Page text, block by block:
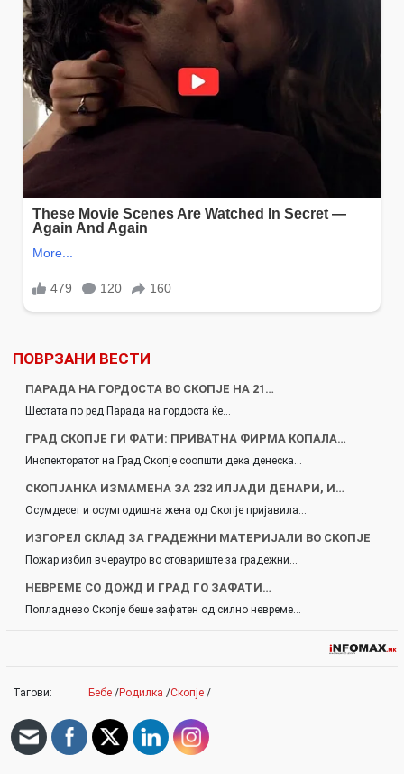
ПОВРЗАНИ ВЕСТИ
ПАРАДА НА ГОРДОСТА ВО СКОПЈЕ НА 21…
Шестата по ред Парада на гордоста ќе…
ГРАД СКОПЈЕ ГИ ФАТИ: ПРИВАТНА ФИРМА КОПАЛА…
Инспекторатот на Град Скопје соопшти дека денеска…
СКОПЈАНКА ИЗМАМЕНА ЗА 232 ИЛЈАДИ ДЕНАРИ, И…
Осумдесет и осумгодишна жена од Скопје пријавила…
ИЗГОРЕЛ СКЛАД ЗА ГРАДЕЖНИ МАТЕРИЈАЛИ ВО СКОПЈЕ
Пожар избил вчераутро во стовариште за градежни…
НЕВРЕМЕ СО ДОЖД И ГРАД ГО ЗАФАТИ…
Попладнево Скопје беше зафатен од силно невреме…
Тагови: Бебе /Родилка /Скопје /